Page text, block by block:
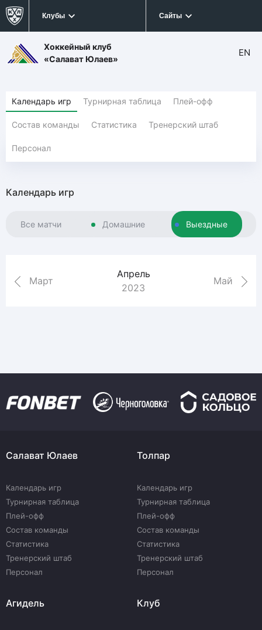
Клубы Сайты
Хоккейный клуб
«Салават Юлаев»
EN
Календарь игр Турнирная таблица Плей-офф
Состав команды Статистика Тренерский штаб
Персонал
Календарь игр
Все матчи Домашние Выездные
Март
Апрель
2023
Май
Салават Юлаев
Календарь игр
Турнирная таблица
Плей-офф
Состав команды
Статистика
Тренерский штаб
Персонал
Толпар
Календарь игр
Турнирная таблица
Плей-офф
Состав команды
Статистика
Тренерский штаб
Персонал
Агидель Клуб